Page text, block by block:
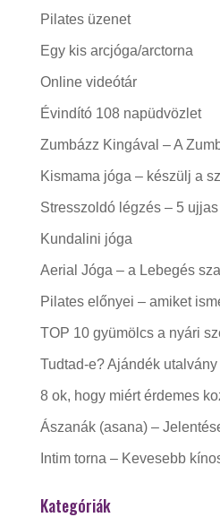
Pilates üzenet
Egy kis arcjóga/arctorna
Online videótár
Évindító 108 napüdvözlet
Zumbázz Kingával – A
Kismama jóga – készülj a
Stresszoldó légzés – 5
Kundalini jóga
Aerial Jóga – a Lebegés
Pilates előnyei – amiket
TOP 10 gyümölcs a nyári
Tudtad-e? Ajándék
8 ok, hogy miért érdemes
Ászanák (asana) –
Intim torna – Kevesebb
Kategóriák